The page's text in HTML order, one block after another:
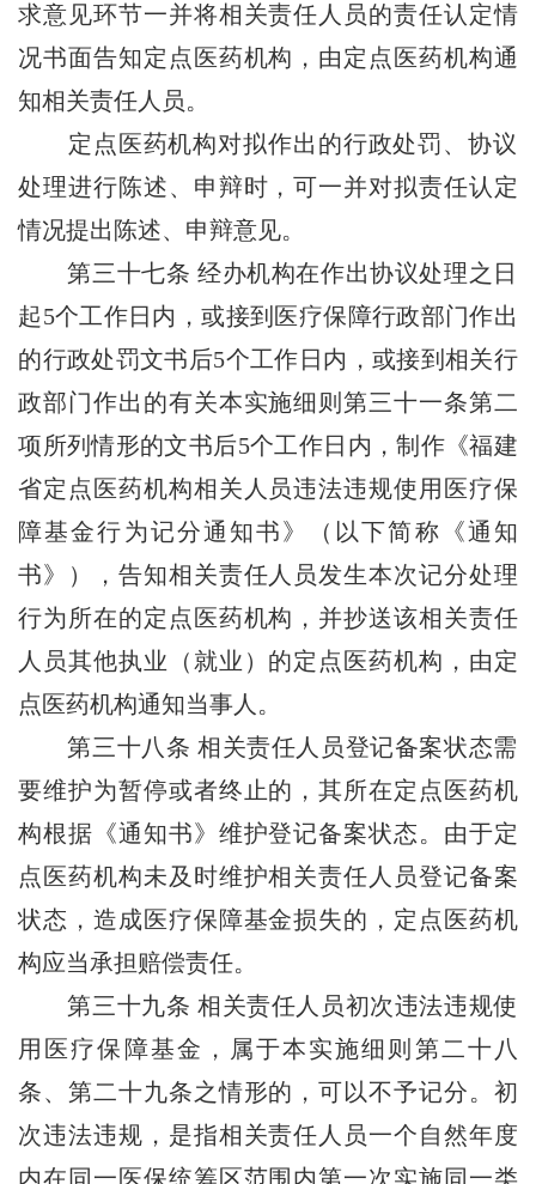
求意见环节一并将相关责任人员的责任认定情
况书面告知定点医药机构，由定点医药机构通
知相关责任人员。
定点医药机构对拟作出的行政处罚、协议
处理进行陈述、申辩时，可一并对拟责任认定
情况提出陈述、申辩意见。
第三十七条 经办机构在作出协议处理之日
起5个工作日内，或接到医疗保障行政部门作出
的行政处罚文书后5个工作日内，或接到相关行
政部门作出的有关本实施细则第三十一条第二
项所列情形的文书后5个工作日内，制作《福建
省定点医药机构相关人员违法违规使用医疗保
障基金行为记分通知书》（以下简称《通知
书》），告知相关责任人员发生本次记分处理
行为所在的定点医药机构，并抄送该相关责任
人员其他执业（就业）的定点医药机构，由定
点医药机构通知当事人。
第三十八条 相关责任人员登记备案状态需
要维护为暂停或者终止的，其所在定点医药机
构根据《通知书》维护登记备案状态。由于定
点医药机构未及时维护相关责任人员登记备案
状态，造成医疗保障基金损失的，定点医药机
构应当承担赔偿责任。
第三十九条 相关责任人员初次违法违规使
用医疗保障基金，属于本实施细则第二十八
条、第二十九条之情形的，可以不予记分。初
次违法违规，是指相关责任人员一个自然年度
内在同一医保统筹区范围内第一次实施同一类